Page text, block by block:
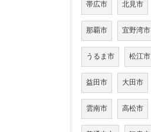
帯広市 北見市
那覇市 宜野湾市
うるま市 松江市
益田市 大田市
雲南市 高松市